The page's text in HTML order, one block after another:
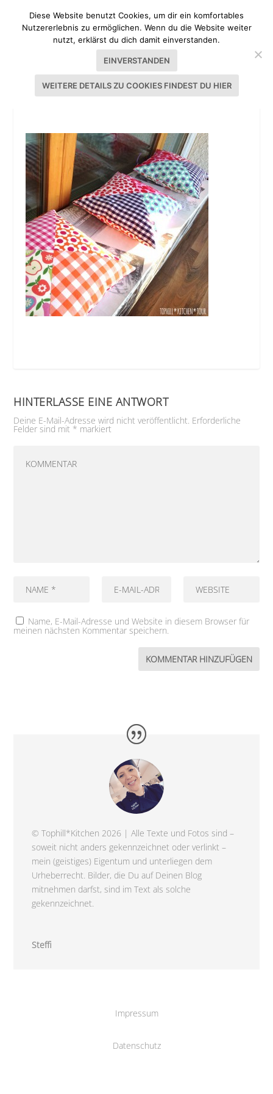
KISSEN PATCHWORK
HINTERLASSE EINE ANTWORT
Deine E-Mail-Adresse wird nicht veröffentlicht. Erforderliche
Felder sind mit * markiert
Name, E-Mail-Adresse und Website in diesem Browser für
meinen nächsten Kommentar speichern.
© Tophill*Kitchen 2026 | Alle Texte und Fotos sind –
soweit nicht anders gekennzeichnet oder verlinkt –
mein (geistiges) Eigentum und unterliegen dem
Urheberrecht. Bilder, die Du auf Deinen Blog
mitnehmen darfst, sind im Text als solche
gekennzeichnet.
Steffi
Impressum
Datenschutz
Diese Website benutzt Cookies, um dir ein komfortables
Nutzererlebnis zu ermöglichen. Wenn du die Website weiter
nutzt, erklärst du dich damit einverstanden.
EINVERSTANDEN
WEITERE DETAILS ZU COOKIES FINDEST DU HIER